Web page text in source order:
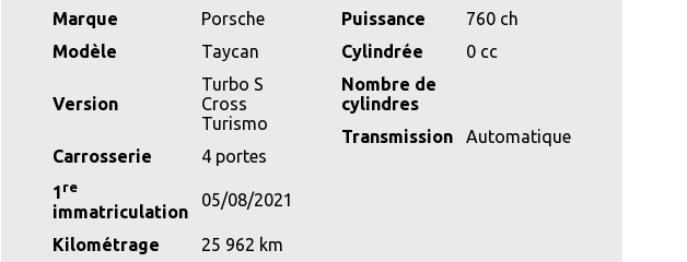
Marque
Porsche
Modèle
Taycan
Version
Turbo S
Cross
Turismo
Carrosserie
4 portes
1 re
immatriculation
05/08/2021
Kilométrage
25 962 km
Puissance
760 ch
Cylindrée
0 cc
Nombre de
cylindres
Transmission
Automatique